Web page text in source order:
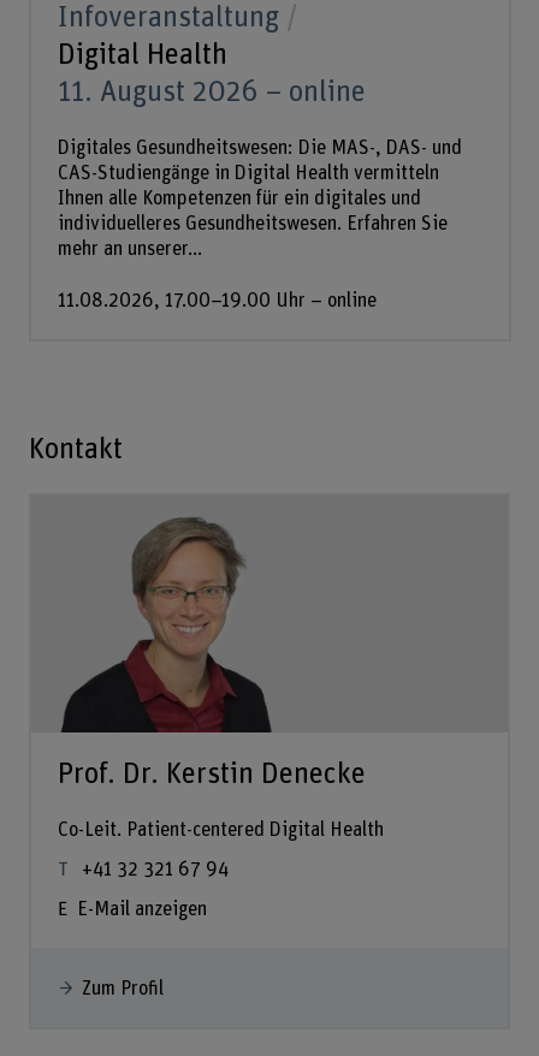
Infoveranstaltung
Digital Health
11. August 2026 – online
Digitales Gesundheitswesen: Die MAS-, DAS- und
CAS-Studiengänge in Digital Health vermitteln
Ihnen alle Kompetenzen für ein digitales und
individuelleres Gesundheitswesen. Erfahren Sie
mehr an unserer...
11.08.2026, 17.00–19.00 Uhr – online
Kontakt
Prof. Dr. Kerstin Denecke
Co-Leit. Patient-centered Digital Health
+41 32 321 67 94
E-Mail anzeigen
Zum Profil